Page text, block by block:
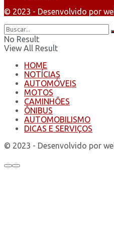
© 2023 - Desenvolvido por
No Result
View All Result
HOME
NOTÍCIAS
AUTOMÓVEIS
MOTOS
CAMINHÕES
ÔNIBUS
AUTOMOBILISMO
DICAS E SERVIÇOS
© 2023 - Desenvolvido por